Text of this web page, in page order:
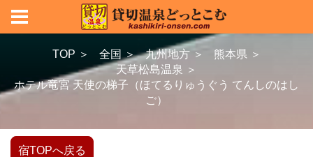
TOP ＞ 全国 ＞ 九州地方 ＞
熊本県 ＞
天草松島温泉 ＞
ホテル竜宮 天使の梯子（ほてるりゅうぐう てんしのはし
ご）
宿TOPへ戻る